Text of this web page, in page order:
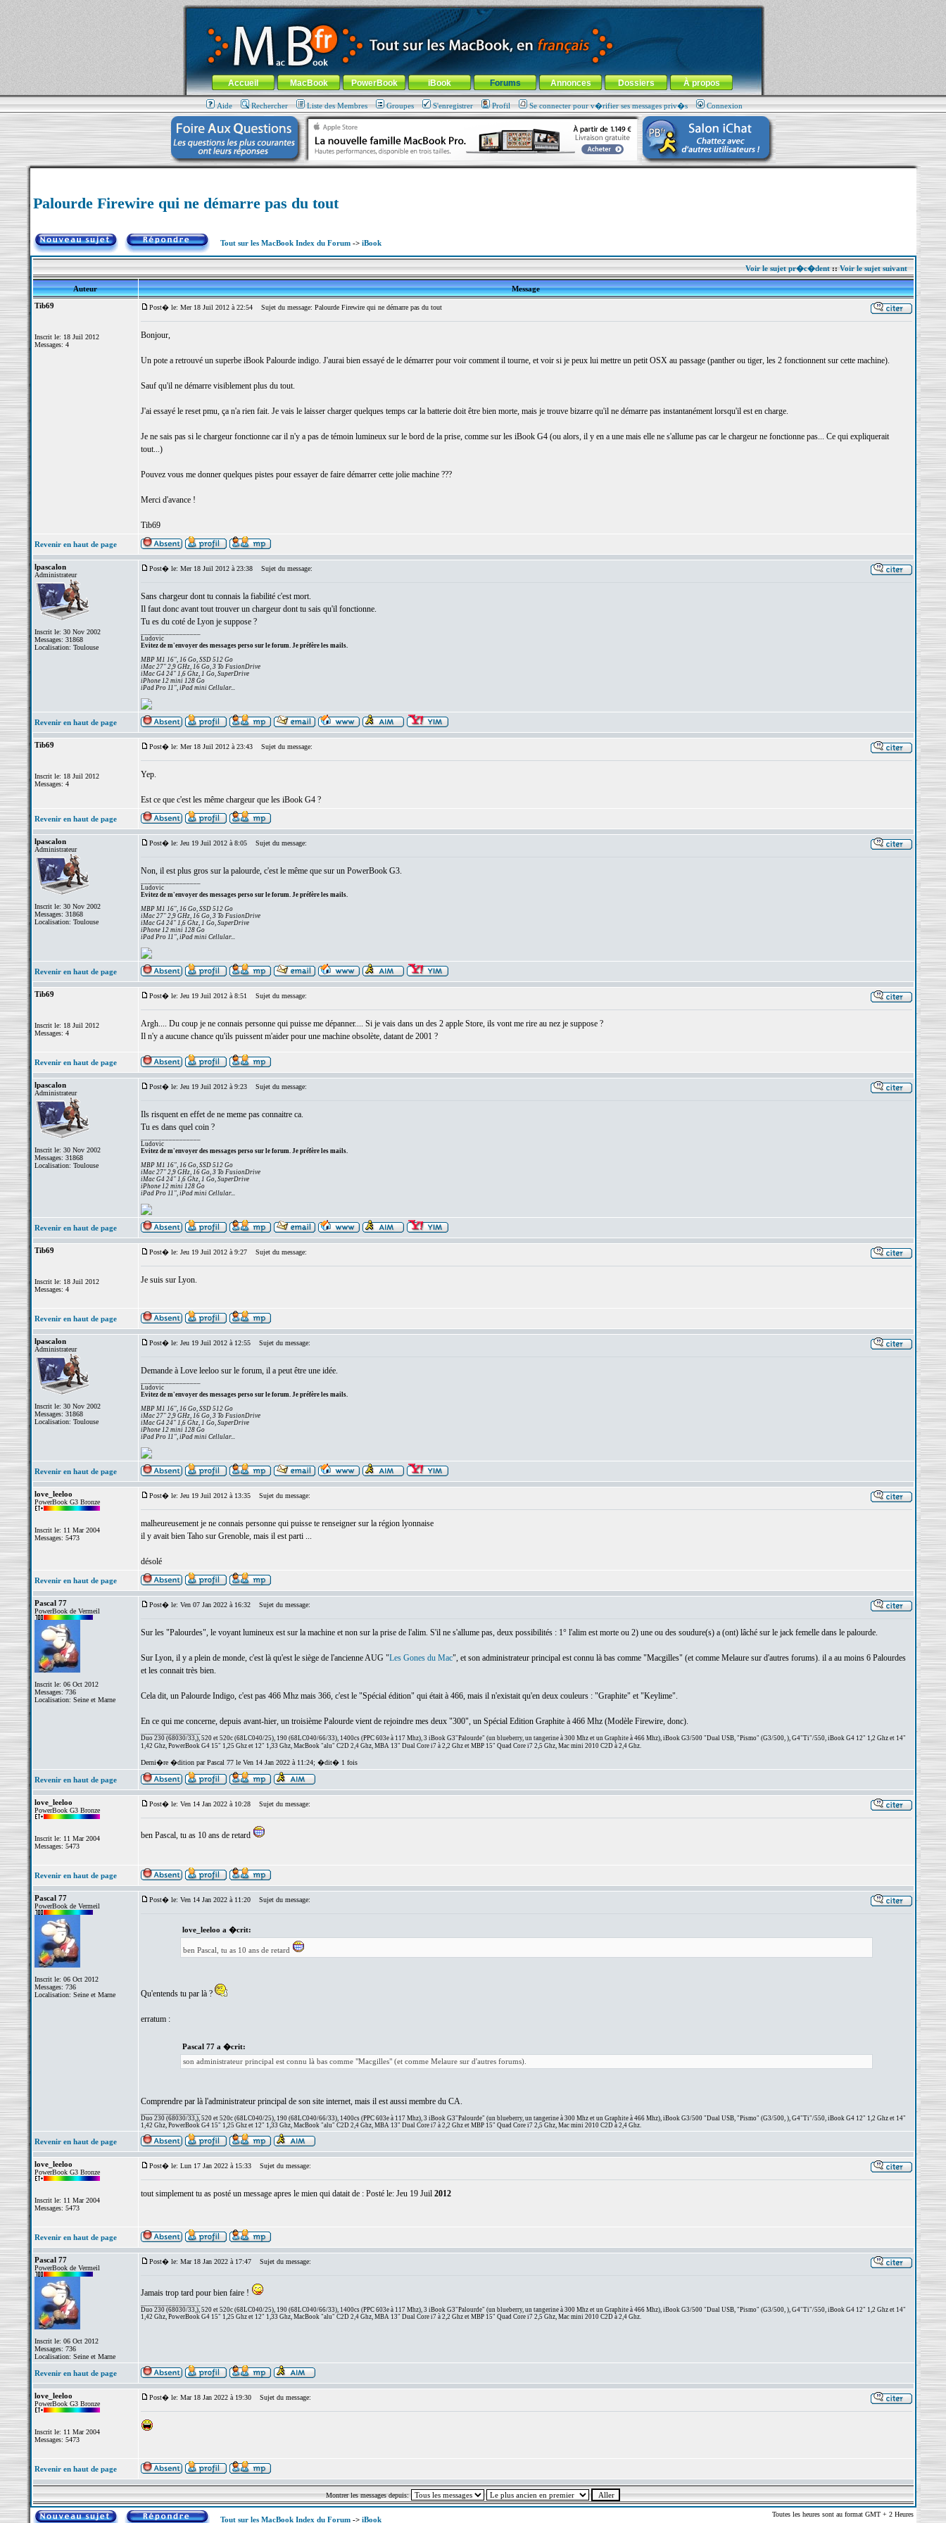
MacBook-fr.com : 100% Apple... 100% nomade !
Aller au contenu-Aller au menu général-Aller au menu de la rubrique
Menu général
Accueil MacBook PowerBook iBook Forums Annonces Dossiers À propos
Aide Rechercher Liste des Membres Groupes S'enregistrer Profil Se connecter pour v�rifier ses messages priv�s Connexion
Palourde Firewire qui ne démarre pas du tout
Tout sur les MacBook Index du Forum-> iBook
Voir le sujet pr�c�dent::Voir le sujet suivant
Auteur
Message
Tib69
Inscrit le: 18 Juil 2012
Messages: 4
Post� le: Mer 18 Juil 2012 à 22:54 Sujet du message: Palourde Firewire qui ne démarre pas du tout
Bonjour,
Un pote a retrouvé un superbe iBook Palourde indigo. J'aurai bien essayé de le démarrer pour voir comment il tourne, et voir si je peux lui mettre un petit OSX au passage (panther ou tiger, les 2 fonctionnent sur cette machine).
Sauf qu'il ne démarre visiblement plus du tout.
J'ai essayé le reset pmu, ça n'a rien fait. Je vais le laisser charger quelques temps car la batterie doit être bien morte, mais je trouve bizarre qu'il ne démarre pas instantanément lorsqu'il est en charge.
Je ne sais pas si le chargeur fonctionne car il n'y a pas de témoin lumineux sur le bord de la prise, comme sur les iBook G4 (ou alors, il y en a une mais elle ne s'allume pas car le chargeur ne fonctionne pas... Ce qui expliquerait
tout...)
Pouvez vous me donner quelques pistes pour essayer de faire démarrer cette jolie machine ???
Merci d'avance !
Tib69
Revenir en haut de page
lpascalon
Administrateur
Inscrit le: 30 Nov 2002
Messages: 31868
Localisation: Toulouse
Post� le: Mer 18 Juil 2012 à 23:38 Sujet du message:
Sans chargeur dont tu connais la fiabilité c'est mort.
Il faut donc avant tout trouver un chargeur dont tu sais qu'il fonctionne.
Tu es du coté de Lyon je suppose ?
Ludovic
Evitez de m'envoyer des messages perso sur le forum. Je préfère les mails.
MBP M1 16", 16 Go, SSD 512 Go
iMac 27" 2,9 GHz, 16 Go, 3 To FusionDrive
iMac G4 24" 1,6 Ghz, 1 Go, SuperDrive
iPhone 12 mini 128 Go
iPad Pro 11", iPad mini Cellular...
Revenir en haut de page
Tib69
Inscrit le: 18 Juil 2012
Messages: 4
Post� le: Mer 18 Juil 2012 à 23:43 Sujet du message:
Yep.
Est ce que c'est les même chargeur que les iBook G4 ?
Revenir en haut de page
lpascalon
Administrateur
Inscrit le: 30 Nov 2002
Messages: 31868
Localisation: Toulouse
Post� le: Jeu 19 Juil 2012 à 8:05 Sujet du message:
Non, il est plus gros sur la palourde, c'est le même que sur un PowerBook G3.
Ludovic
Evitez de m'envoyer des messages perso sur le forum. Je préfère les mails.
MBP M1 16", 16 Go, SSD 512 Go
iMac 27" 2,9 GHz, 16 Go, 3 To FusionDrive
iMac G4 24" 1,6 Ghz, 1 Go, SuperDrive
iPhone 12 mini 128 Go
iPad Pro 11", iPad mini Cellular...
Revenir en haut de page
Tib69
Inscrit le: 18 Juil 2012
Messages: 4
Post� le: Jeu 19 Juil 2012 à 8:51 Sujet du message:
Argh.... Du coup je ne connais personne qui puisse me dépanner.... Si je vais dans un des 2 apple Store, ils vont me rire au nez je suppose ?
Il n'y a aucune chance qu'ils puissent m'aider pour une machine obsolète, datant de 2001 ?
Revenir en haut de page
lpascalon
Administrateur
Inscrit le: 30 Nov 2002
Messages: 31868
Localisation: Toulouse
Post� le: Jeu 19 Juil 2012 à 9:23 Sujet du message:
Ils risquent en effet de ne meme pas connaitre ca.
Tu es dans quel coin ?
Ludovic
Evitez de m'envoyer des messages perso sur le forum. Je préfère les mails.
MBP M1 16", 16 Go, SSD 512 Go
iMac 27" 2,9 GHz, 16 Go, 3 To FusionDrive
iMac G4 24" 1,6 Ghz, 1 Go, SuperDrive
iPhone 12 mini 128 Go
iPad Pro 11", iPad mini Cellular...
Revenir en haut de page
Tib69
Inscrit le: 18 Juil 2012
Messages: 4
Post� le: Jeu 19 Juil 2012 à 9:27 Sujet du message:
Je suis sur Lyon.
Revenir en haut de page
lpascalon
Administrateur
Inscrit le: 30 Nov 2002
Messages: 31868
Localisation: Toulouse
Post� le: Jeu 19 Juil 2012 à 12:55 Sujet du message:
Demande à Love leeloo sur le forum, il a peut être une idée.
Ludovic
Evitez de m'envoyer des messages perso sur le forum. Je préfère les mails.
MBP M1 16", 16 Go, SSD 512 Go
iMac 27" 2,9 GHz, 16 Go, 3 To FusionDrive
iMac G4 24" 1,6 Ghz, 1 Go, SuperDrive
iPhone 12 mini 128 Go
iPad Pro 11", iPad mini Cellular...
Revenir en haut de page
love_leeloo
PowerBook G3 Bronze
Inscrit le: 11 Mar 2004
Messages: 5473
Post� le: Jeu 19 Juil 2012 à 13:35 Sujet du message:
malheureusement je ne connais personne qui puisse te renseigner sur la région lyonnaise
il y avait bien Taho sur Grenoble, mais il est parti ...
désolé
Revenir en haut de page
Pascal 77
PowerBook de Vermeil
Inscrit le: 06 Oct 2012
Messages: 736
Localisation: Seine et Marne
Post� le: Ven 07 Jan 2022 à 16:32 Sujet du message:
Sur les "Palourdes", le voyant lumineux est sur la machine et non sur la prise de l'alim. S'il ne s'allume pas, deux possibilités : 1° l'alim est morte ou 2) une ou des soudure(s) a (ont) lâché sur le jack femelle dans le palourde.
Sur Lyon, il y a plein de monde, c'est là qu'est le siège de l'ancienne AUG "Les Gones du Mac", et son administrateur principal est connu là bas comme "Macgilles" (et comme Melaure sur d'autres forums). il a au moins 6 Palourdes
et les connait très bien.
Cela dit, un Palourde Indigo, c'est pas 466 Mhz mais 366, c'est le "Spécial édition" qui était à 466, mais il n'existait qu'en deux couleurs : "Graphite" et "Keylime".
En ce qui me concerne, depuis avant-hier, un troisième Palourde vient de rejoindre mes deux "300", un Spécial Edition Graphite à 466 Mhz (Modèle Firewire, donc).
Duo 230 (68030/33,), 520 et 520c (68LC040/25), 190 (68LC040/66/33), 1400cs (PPC 603e à 117 Mhz), 3 iBook G3"Palourde" (un blueberry, un tangerine à 300 Mhz et un Graphite à 466 Mhz), iBook G3/500 "Dual USB, "Pismo" (G3/500, ), G4"Ti"/550, iBook G4 12" 1,2 Ghz et 14"
1,42 Ghz, PowerBook G4 15" 1,25 Ghz et 12" 1,33 Ghz, MacBook "alu" C2D 2,4 Ghz, MBA 13" Dual Core i7 à 2,2 Ghz et MBP 15" Quad Core i7 2,5 Ghz, Mac mini 2010 C2D à 2,4 Ghz.
Derni�re �dition par Pascal 77 le Ven 14 Jan 2022 à 11:24; �dit� 1 fois
Revenir en haut de page
love_leeloo
PowerBook G3 Bronze
Inscrit le: 11 Mar 2004
Messages: 5473
Post� le: Ven 14 Jan 2022 à 10:28 Sujet du message:
ben Pascal, tu as 10 ans de retard
Revenir en haut de page
Pascal 77
PowerBook de Vermeil
Inscrit le: 06 Oct 2012
Messages: 736
Localisation: Seine et Marne
Post� le: Ven 14 Jan 2022 à 11:20 Sujet du message:
love_leeloo a �crit:
ben Pascal, tu as 10 ans de retard
Qu'entends tu par là ?
erratum :
Pascal 77 a �crit:
son administrateur principal est connu là bas comme "Macgilles" (et comme Melaure sur d'autres forums).
Comprendre par là l'administrateur principal de son site internet, mais il est aussi membre du CA.
Duo 230 (68030/33,), 520 et 520c (68LC040/25), 190 (68LC040/66/33), 1400cs (PPC 603e à 117 Mhz), 3 iBook G3"Palourde" (un blueberry, un tangerine à 300 Mhz et un Graphite à 466 Mhz), iBook G3/500 "Dual USB, "Pismo" (G3/500, ), G4"Ti"/550, iBook G4 12" 1,2 Ghz et 14"
1,42 Ghz, PowerBook G4 15" 1,25 Ghz et 12" 1,33 Ghz, MacBook "alu" C2D 2,4 Ghz, MBA 13" Dual Core i7 à 2,2 Ghz et MBP 15" Quad Core i7 2,5 Ghz, Mac mini 2010 C2D à 2,4 Ghz.
Revenir en haut de page
love_leeloo
PowerBook G3 Bronze
Inscrit le: 11 Mar 2004
Messages: 5473
Post� le: Lun 17 Jan 2022 à 15:33 Sujet du message:
tout simplement tu as posté un message apres le mien qui datait de : Posté le: Jeu 19 Juil 2012
Revenir en haut de page
Pascal 77
PowerBook de Vermeil
Inscrit le: 06 Oct 2012
Messages: 736
Localisation: Seine et Marne
Post� le: Mar 18 Jan 2022 à 17:47 Sujet du message:
Jamais trop tard pour bien faire !
Duo 230 (68030/33,), 520 et 520c (68LC040/25), 190 (68LC040/66/33), 1400cs (PPC 603e à 117 Mhz), 3 iBook G3"Palourde" (un blueberry, un tangerine à 300 Mhz et un Graphite à 466 Mhz), iBook G3/500 "Dual USB, "Pismo" (G3/500, ), G4"Ti"/550, iBook G4 12" 1,2 Ghz et 14"
1,42 Ghz, PowerBook G4 15" 1,25 Ghz et 12" 1,33 Ghz, MacBook "alu" C2D 2,4 Ghz, MBA 13" Dual Core i7 à 2,2 Ghz et MBP 15" Quad Core i7 2,5 Ghz, Mac mini 2010 C2D à 2,4 Ghz.
Revenir en haut de page
love_leeloo
PowerBook G3 Bronze
Inscrit le: 11 Mar 2004
Messages: 5473
Post� le: Mar 18 Jan 2022 à 19:30 Sujet du message:
Revenir en haut de page
Montrer les messages depuis:
Tout sur les MacBook Index du Forum-> iBook
Toutes les heures sont au format GMT + 2 Heures